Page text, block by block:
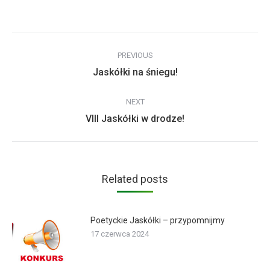
navigation
PREVIOUS
Previous
Jaskółki na śniegu!
NEXT
Next
VIII Jaskółki w drodze!
Related posts
Poetyckie Jaskółki – przypomnijmy
17 czerwca 2024